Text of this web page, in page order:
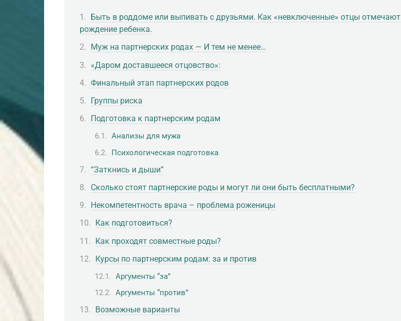
Быть в роддоме или выпивать с друзьями. Как «невключенные» отцы отмечают
рождение ребенка.
Муж на партнерских родах — И тем не менее…
«Даром доставшееся отцовство»:
Финальный этап партнерских родов
Группы риска
Подготовка к партнерским родам
Анализы для мужа
Психологическая подготовка
“Заткнись и дыши”
Сколько стоят партнерские роды и могут ли они быть бесплатными?
Некомпетентность врача – проблема роженицы
Как подготовиться?
Как проходят совместные роды?
Курсы по партнерским родам: за и против
Аргументы “за”
Аргументы “против”
Возможные варианты